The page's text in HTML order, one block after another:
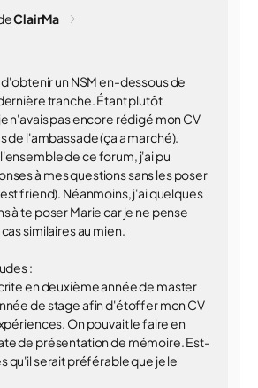
ClairMa
d'obtenir un NSM en-dessous de
tranche. Étant plutôt
n'avais pas encore rédigé mon CV
de l'ambassade (ça a marché).
de ce forum, j'ai pu
à mes questions sans les poser
friend). Néanmoins, j'ai quelques
à te poser Marie car je ne pense
similaires au mien.
:
en deuxième année de master
de stage afin d'étoffer mon CV
On pouvait le faire en
de présentation de mémoire. Est-
qu'il serait préférable que je le